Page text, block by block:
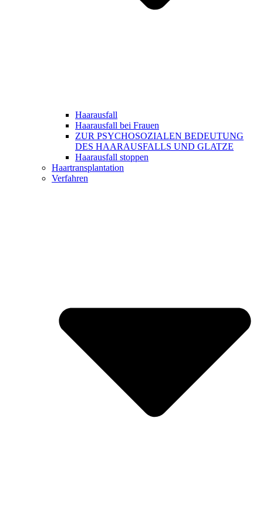
Haarausfall
Haarausfall bei Frauen
ZUR PSYCHOSOZIALEN BEDEUTUNG
DES HAARAUSFALLS UND GLATZE
Haarausfall stoppen
Haartransplantation
Verfahren